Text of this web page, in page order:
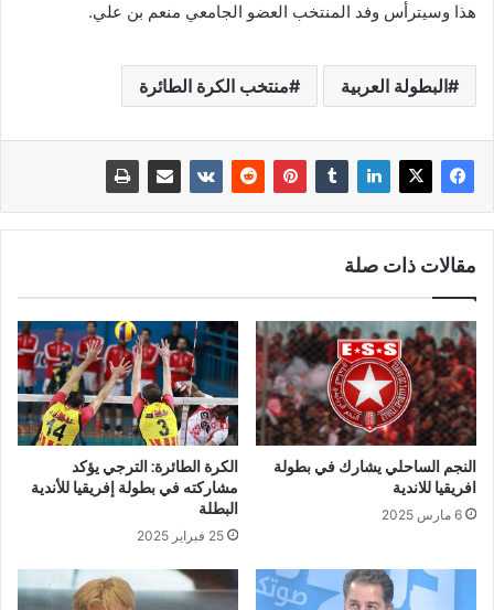
هذا وسيترأس وفد المنتخب العضو الجامعي منعم بن علي.
البطولة العربية منتخب الكرة الطائرة
مقالات ذات صلة
النجم الساحلي يشارك في بطولة
افريقيا للاندية
6 مارس 2025
الكرة الطائرة: الترجي يؤكد
مشاركته في بطولة إفريقيا للأندية
البطلة
25 فبراير 2025